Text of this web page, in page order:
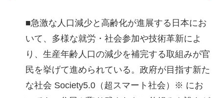
■急激な人口減少と高齢化が進展する日本にお
いて、多様な就労・社会参加や技術革新によ
り、生産年齢人口の減少を補完する取組みが官
民を挙げて進められている。政府が目指す新た
な社会 Society5.0（超スマート社会）※ にお